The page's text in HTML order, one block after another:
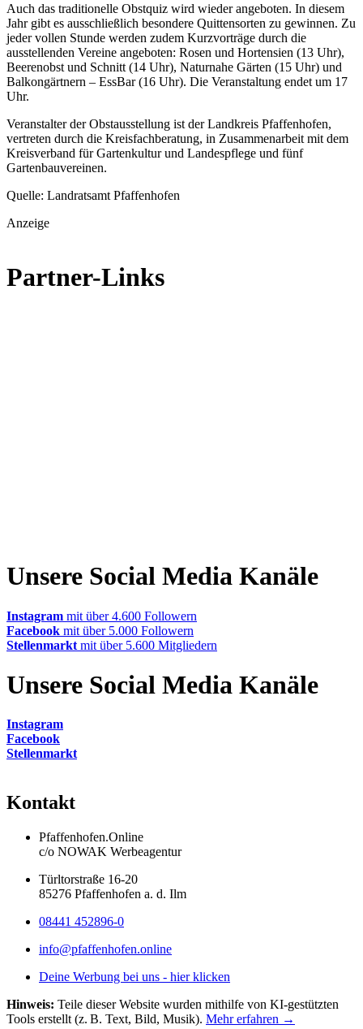
Auch das traditionelle Obstquiz wird wieder angeboten. In diesem
Jahr gibt es ausschließlich besondere Quittensorten zu gewinnen. Zu
jeder vollen Stunde werden zudem Kurzvorträge durch die
ausstellenden Vereine angeboten: Rosen und Hortensien (13 Uhr),
Beerenobst und Schnitt (14 Uhr), Naturnahe Gärten (15 Uhr) und
Balkongärtnern – EssBar (16 Uhr). Die Veranstaltung endet um 17
Uhr.
Veranstalter der Obstausstellung ist der Landkreis Pfaffenhofen,
vertreten durch die Kreisfachberatung, in Zusammenarbeit mit dem
Kreisverband für Gartenkultur und Landespflege und fünf
Gartenbauvereinen.
Quelle: Landratsamt Pfaffenhofen
Anzeige
Partner-Links
Unsere Social Media Kanäle
Instagram mit über 4.600 Followern
Facebook mit über 5.000 Followern
Stellenmarkt mit über 5.600 Mitgliedern
Unsere Social Media Kanäle
Instagram
Facebook
Stellenmarkt
Kontakt
Pfaffenhofen.Online
c/o NOWAK Werbeagentur
Türltorstraße 16-20
85276 Pfaffenhofen a. d. Ilm
08441 452896-0
info@pfaffenhofen.online
Deine Werbung bei uns - hier klicken
Hinweis: Teile dieser Website wurden mithilfe von KI-gestützten
Tools erstellt (z. B. Text, Bild, Musik). Mehr erfahren →